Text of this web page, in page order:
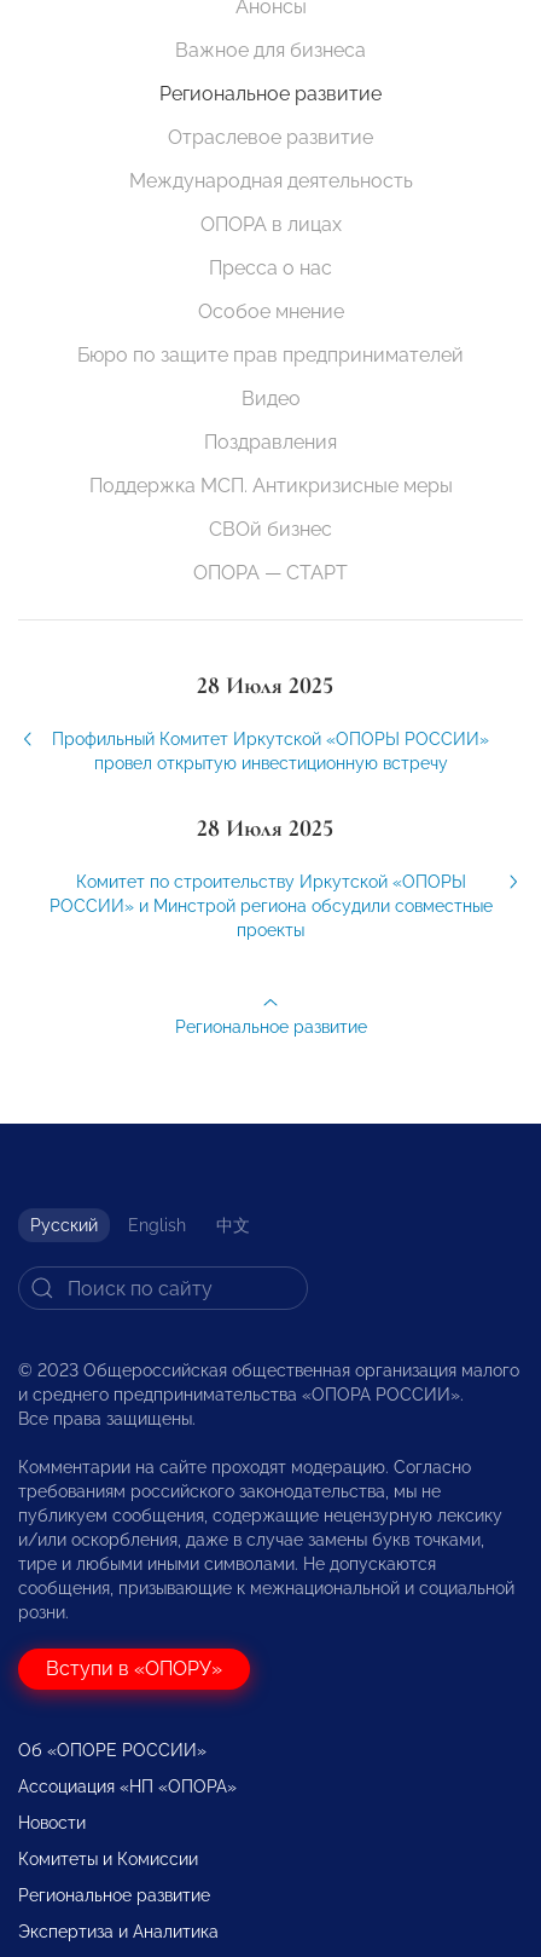
Анонсы
Важное для бизнеса
Региональное развитие
Отраслевое развитие
Международная деятельность
ОПОРА в лицах
Пресса о нас
Особое мнение
Бюро по защите прав предпринимателей
Видео
Поздравления
Поддержка МСП. Антикризисные меры
СВОй бизнес
ОПОРА — СТАРТ
28 Июля 2025
Профильный Комитет Иркутской «ОПОРЫ РОССИИ»
провел открытую инвестиционную встречу
28 Июля 2025
Комитет по строительству Иркутской «ОПОРЫ
РОССИИ» и Минстрой региона обсудили совместные
проекты
Региональное развитие
Русский English 中文
© 2023 Общероссийская общественная организация малого
и среднего предпринимательства «ОПОРА РОССИИ».
Все права защищены.
Комментарии на сайте проходят модерацию. Согласно
требованиям российского законодательства, мы не
публикуем сообщения, содержащие нецензурную лексику
и/или оскорбления, даже в случае замены букв точками,
тире и любыми иными символами. Не допускаются
сообщения, призывающие к межнациональной и социальной
розни.
Вступи в «ОПОРУ»
Об «ОПОРЕ РОССИИ»
Ассоциация «НП «ОПОРА»
Новости
Комитеты и Комиссии
Региональное развитие
Экспертиза и Аналитика